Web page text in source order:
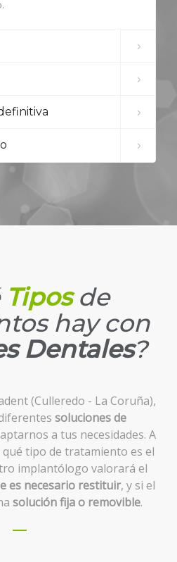
Tiposde
hay con
Dentales?
(Culleredo - La Coruña),
soluciones de
a tus necesidades. A
tipo de tratamiento es el
implantólogo valorará el
es necesario restituir, y si el
solución fija o removible.